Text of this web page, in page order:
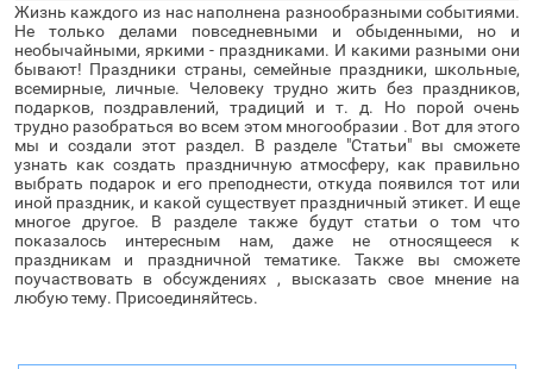
Жизнь каждого из нас наполнена разнообразными событиями.
Не только делами повседневными и обыденными, но и
необычайными, яркими - праздниками. И какими разными они
бывают! Праздники страны, семейные праздники, школьные,
всемирные, личные. Человеку трудно жить без праздников,
подарков, поздравлений, традиций и т. д. Но порой очень
трудно разобраться во всем этом многообразии . Вот для этого
мы и создали этот раздел. В разделе "Статьи" вы сможете
узнать как создать праздничную атмосферу, как правильно
выбрать подарок и его преподнести, откуда появился тот или
иной праздник, и какой существует праздничный этикет. И еще
многое другое. В разделе также будут статьи о том что
показалось интересным нам, даже не относящееся к
праздникам и праздничной тематике. Также вы сможете
поучаствовать в обсуждениях , высказать свое мнение на
любую тему. Присоединяйтесь.